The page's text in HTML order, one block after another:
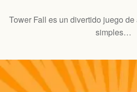
Tower Fall es un divertido juego
simples…